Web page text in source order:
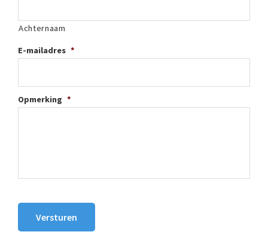
Achternaam
E-mailadres *
Opmerking *
Versturen